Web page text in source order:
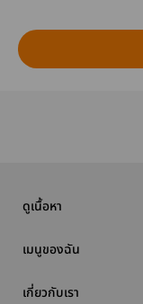
ดูเนื้อหา
เมนูของฉัน
เกี่ยวกับเรา